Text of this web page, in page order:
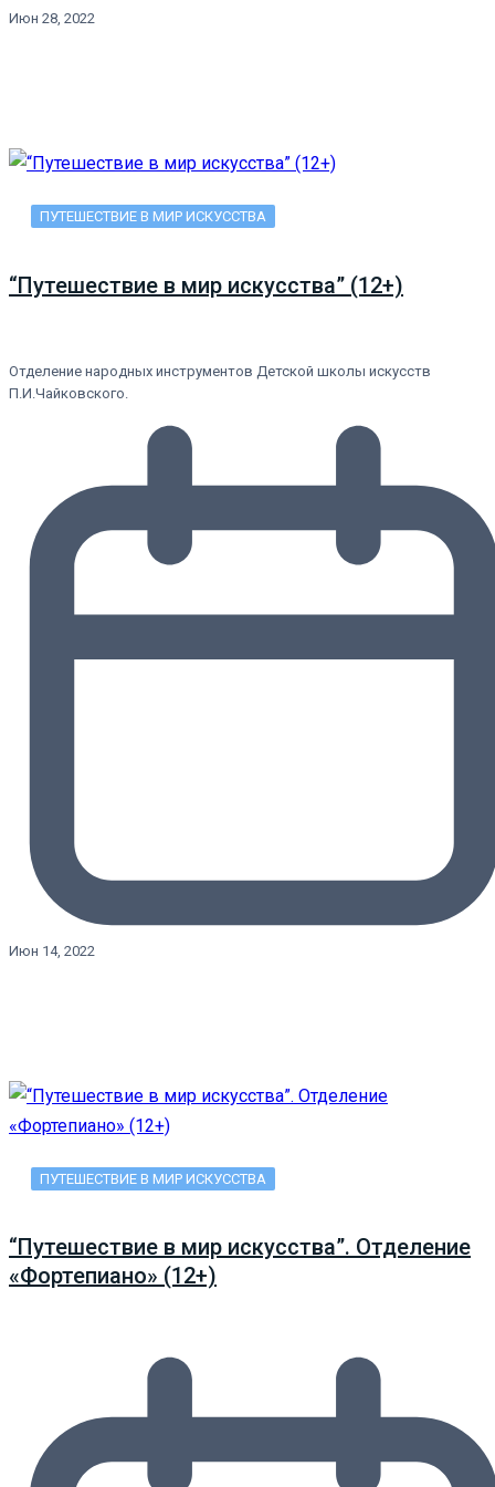
Июн 28, 2022
ПУТЕШЕСТВИЕ В МИР ИСКУССТВА
“Путешествие в мир искусства” (12+)
Отделение народных инструментов Детской школы искусств
П.И.Чайковского.
Июн 14, 2022
ПУТЕШЕСТВИЕ В МИР ИСКУССТВА
“Путешествие в мир искусства”. Отделение
«Фортепиано» (12+)